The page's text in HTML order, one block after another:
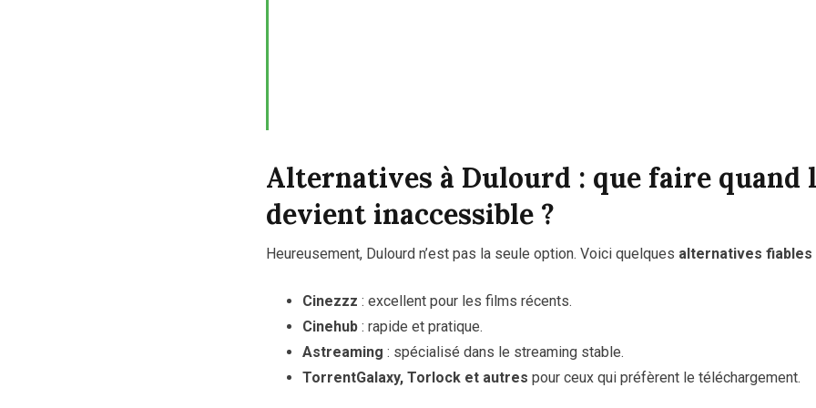
Alternatives à Dulourd : que faire quand
devient inaccessible ?
Heureusement, Dulourd n’est pas la seule option. Voici quelques alternatives fiables
Cinezzz : excellent pour les films récents.
Cinehub : rapide et pratique.
Astreaming : spécialisé dans le streaming stable.
TorrentGalaxy, Torlock et autres pour ceux qui préfèrent le téléchargement.